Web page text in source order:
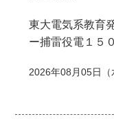
東大電気系教育
ー捕雷役電１５
2026年08月05日（